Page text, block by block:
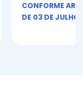
CONFORME ART.
DE 03 DE JULHO